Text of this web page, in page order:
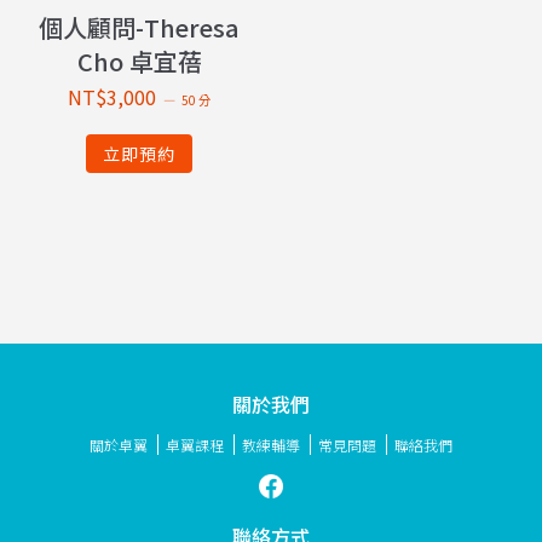
個人顧問-Theresa
Cho 卓宜蓓
NT$3,000 50 分
立即預約
關於我們
關於卓翼 卓翼課程 教練輔導 常見問題 聯絡我們